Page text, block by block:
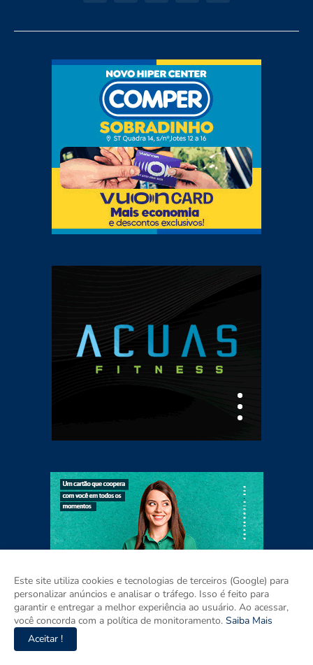
Este site utiliza cookies e tecnologias de terceiros (Google) para
personalizar anúncios e analisar o tráfego. Isso é feito para
garantir e entregar a melhor experiência ao usuário. Ao acessar,
você concorda com a política de monitoramento. Saiba Mais
Aceitar !